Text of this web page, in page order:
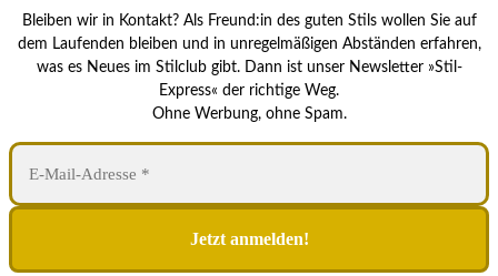
Bleiben wir in Kontakt? Als Freund:in des guten Stils wollen Sie auf
dem Laufenden bleiben und in unregelmäßigen Abständen erfahren,
was es Neues im Stilclub gibt. Dann ist unser Newsletter »Stil-
Express« der richtige Weg.
Ohne Werbung, ohne Spam.